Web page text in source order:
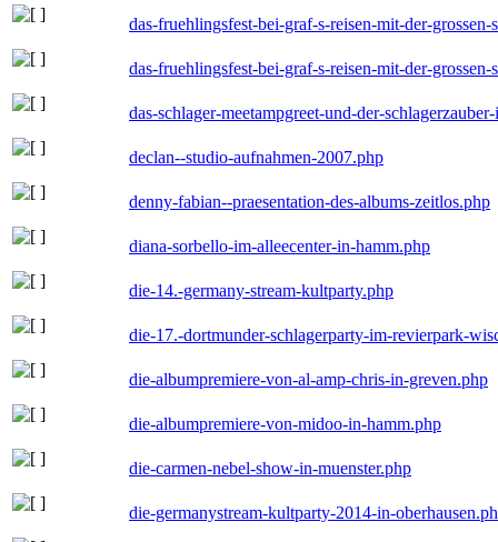
das-fruehlingsfest-bei-graf-s-reisen-mit-der-
das-fruehlingsfest-bei-graf-s-reisen-mit-der-
das-schlager-meetampgreet-und-der-
declan--studio-aufnahmen-2007.php
denny-fabian--praesentation-des-albums-zeitlos.php
diana-sorbello-im-alleecenter-in-hamm.php
die-14.-germany-stream-kultparty.php
die-17.-dortmunder-schlagerparty-im-revierpark-
die-albumpremiere-von-al-amp-chris-in-greven.php
die-albumpremiere-von-midoo-in-hamm.php
die-carmen-nebel-show-in-muenster.php
die-germanystream-kultparty-2014-in-